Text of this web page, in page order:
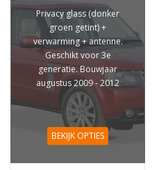
Privacy glass (donker
groen getint) +
verwarming + antenne.
Geschikt voor 3e
generatie. Bouwjaar
augustus 2009 - 2012
BEKIJK OPTIES